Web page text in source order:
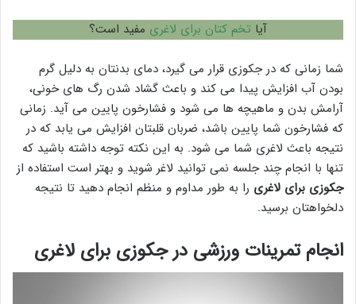
آیا تخم کتان برای لاغری مفید است؟
شما زمانی که در جکوزی قرار می گیرد، دمای بدنتان به دلیل گرم
بودن آب افزایش پیدا می کند و باعث گشاد شدن رگ های خونی،
آرامش بدن و ماهیچه ها می شود و فشارخون پایین می آید. زمانی
که فشارخون شما پایین باشد، ضربان قلبتان افزایش می یابد که در
نتیجه باعث لاغری شما می شود. به این نکته توجه داشته باشید که
تنها با انجام چند جلسه نمی توانید لاغر شوید و بهتر است استفاده از
جکوزی برای لاغری را به طور مداوم و منظم انجام دهید تا نتیجه
دلخواهتان برسید.
انجام تمرینات ورزشی در جکوزی برای لاغری